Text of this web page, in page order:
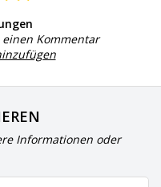
Kommentar
Informationen oder